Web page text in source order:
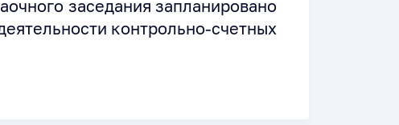
заседания запланировано
контрольно-счетных